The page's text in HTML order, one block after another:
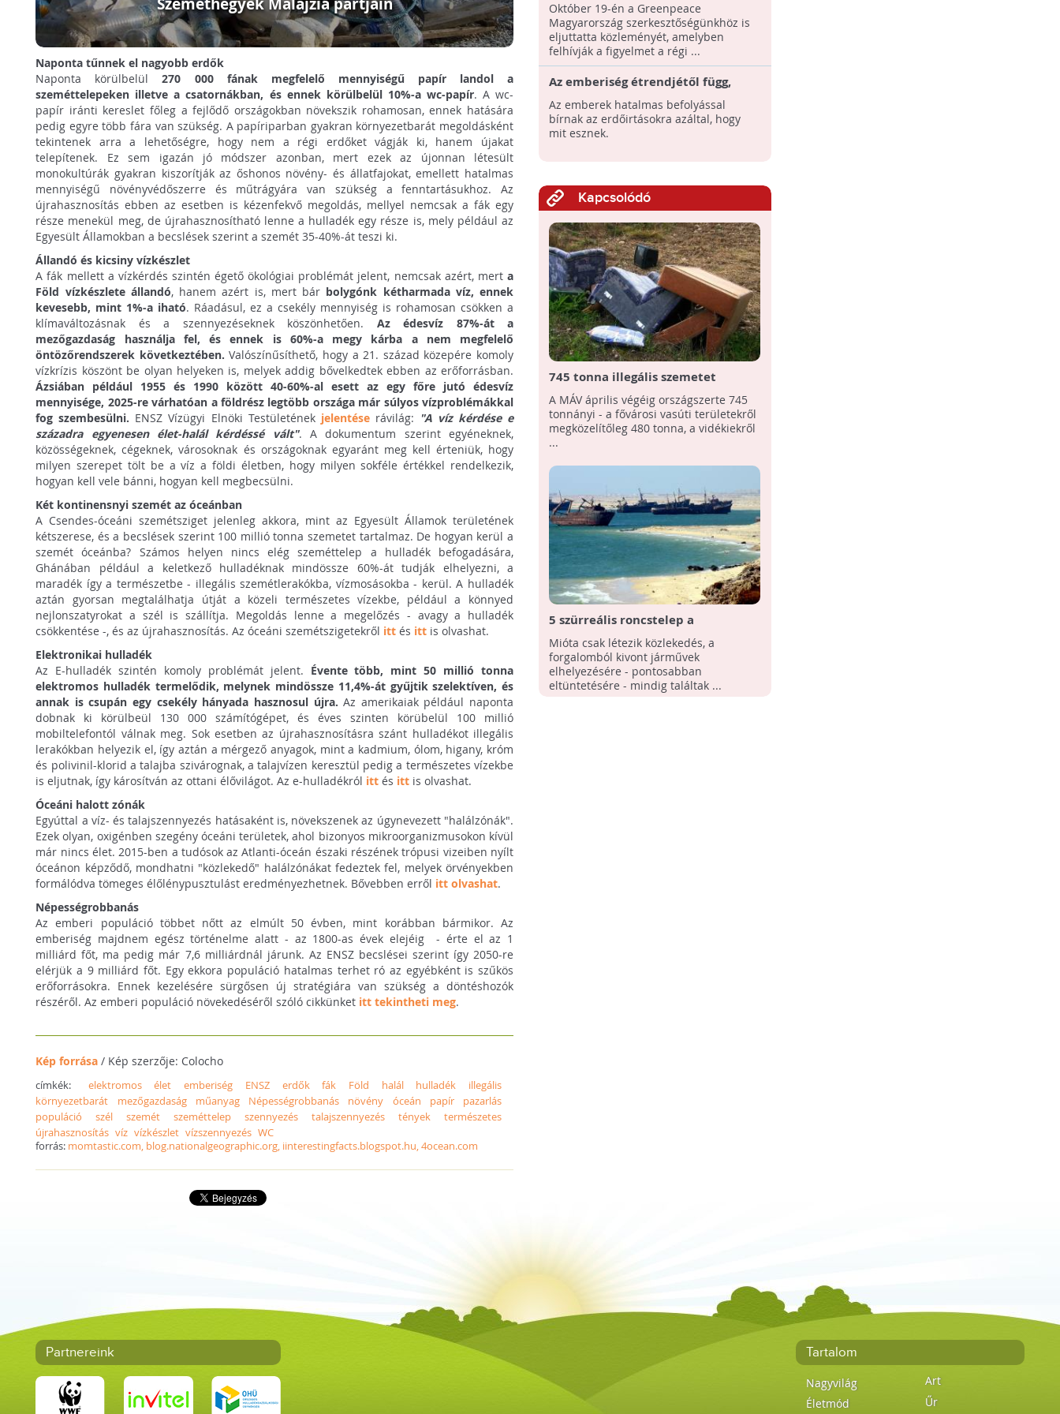
Szeméthegyek Malajzia partjain
Naponta tűnnek el nagyobb erdők
Naponta körülbelül 270 000 fának megfelelő mennyiségű papír landol a
szeméttelepeken illetve a csatornákban, és ennek körülbelül 10%-a wc-papír. A wc-
papír iránti kereslet főleg a fejlődő országokban növekszik rohamosan, ennek hatására
pedig egyre több fára van szükség. A papíriparban gyakran környezetbarát megoldásként
tekintenek arra a lehetőségre, hogy nem a régi erdőket vágják ki, hanem újakat
telepítenek. Ez sem igazán jó módszer azonban, mert ezek az újonnan létesült
monokultúrák gyakran kiszorítják az őshonos növény- és állatfajokat, emellett hatalmas
mennyiségű növényvédőszerre és műtrágyára van szükség a fenntartásukhoz. Az
újrahasznosítás ebben az esetben is kézenfekvő megoldás, mellyel nemcsak a fák egy
része menekül meg, de újrahasznosítható lenne a hulladék egy része is, mely például az
Egyesült Államokban a becslések szerint a szemét 35-40%-át teszi ki.
Állandó és kicsiny vízkészlet
A fák mellett a vízkérdés szintén égető ökológiai problémát jelent, nemcsak azért, mert a
Föld vízkészlete állandó, hanem azért is, mert bár bolygónk kétharmada víz, ennek
kevesebb, mint 1%-a iható. Ráadásul, ez a csekély mennyiség is rohamosan csökken a
klímaváltozásnak és a szennyezéseknek köszönhetően. Az édesvíz 87%-át a
mezőgazdaság használja fel, és ennek is 60%-a megy kárba a nem megfelelő
öntözőrendszerek következtében. Valószínűsíthető, hogy a 21. század közepére komoly
vízkrízis köszönt be olyan helyeken is, melyek addig bővelkedtek ebben az erőforrásban.
Ázsiában például 1955 és 1990 között 40-60%-al esett az egy főre jutó édesvíz
mennyisége, 2025-re várhatóan a földrész legtöbb országa már súlyos vízproblémákkal
fog szembesülni. ENSZ Vízügyi Elnöki Testületének jelentéserávilág: "A víz kérdése e
századra egyenesen élet-halál kérdéssé vált". A dokumentum szerint egyéneknek,
közösségeknek, cégeknek, városoknak és országoknak egyaránt meg kell érteniük, hogy
milyen szerepet tölt be a víz a földi életben, hogy milyen sokféle értékkel rendelkezik,
hogyan kell vele bánni, hogyan kell megbecsülni.
Két kontinensnyi szemét az óceánban
A Csendes-óceáni szemétsziget jelenleg akkora, mint az Egyesült Államok területének
kétszerese, és a becslések szerint 100 millió tonna szemetet tartalmaz. De hogyan kerül a
szemét óceánba? Számos helyen nincs elég szeméttelep a hulladék befogadására,
Ghánában például a keletkező hulladéknak mindössze 60%-át tudják elhelyezni, a
maradék így a természetbe - illegális szemétlerakókba, vízmosásokba - kerül. A hulladék
aztán gyorsan megtalálhatja útját a közeli természetes vízekbe, például a könnyed
nejlonszatyrokat a szél is szállítja. Megoldás lenne a megelőzés - avagy a hulladék
csökkentése -, és az újrahasznosítás. Az óceáni szemétszigetekről itt és itt is olvashat.
Elektronikai hulladék
Az E-hulladék szintén komoly problémát jelent. Évente több, mint 50 millió tonna
elektromos hulladék termelődik, melynek mindössze 11,4%-át gyűjtik szelektíven, és
annak is csupán egy csekély hányada hasznosul újra. Az amerikaiak például naponta
dobnak ki körülbeül 130 000 számítógépet, és éves szinten körübelül 100 millió
mobiltelefontól válnak meg. Sok esetben az újrahasznosításra szánt hulladékot illegális
lerakókban helyezik el, így aztán a mérgező anyagok, mint a kadmium, ólom, higany, króm
és polivinil-klorid a talajba szivárognak, a talajvízen keresztül pedig a természetes vízekbe
is eljutnak, így károsítván az ottani élővilágot. Az e-hulladékról itt és itt is olvashat.
Óceáni halott zónák
Egyúttal a víz- és talajszennyezés hatásaként is, növekszenek az úgynevezett "halálzónák".
Ezek olyan, oxigénben szegény óceáni területek, ahol bizonyos mikroorganizmusokon kívül
már nincs élet. 2015-ben a tudósok az Atlanti-óceán északi részének trópusi vizeiben nyílt
óceánon képződő, mondhatni "közlekedő" halálzónákat fedeztek fel, melyek örvényekben
formálódva tömeges élőlénypusztulást eredményezhetnek. Bővebben erről itt olvashat.
Népességrobbanás
Az emberi populáció többet nőtt az elmúlt 50 évben, mint korábban bármikor. Az
emberiség majdnem egész történelme alatt - az 1800-as évek elejéig - érte el az 1
milliárd főt, ma pedig már 7,6 milliárdnál járunk. Az ENSZ becslései szerint így 2050-re
elérjük a 9 milliárd főt. Egy ekkora populáció hatalmas terhet ró az egyébként is szűkös
erőforrásokra. Ennek kezelésére sürgősen új stratégiára van szükség a döntéshozók
részéről. Az emberi populáció növekedéséről szóló cikkünket itt tekintheti meg.
Kép forrása / Kép szerzője: Colocho
címkék: elektromos élet emberiség ENSZ erdők fák Föld halál hulladék
illegális
környezetbarát
mezőgazdaság műanyag Népességrobbanás növény óceán papír
pazarlás
populáció
szél szemét szeméttelep szennyezés talajszennyezés tények
természetes
újrahasznosítás víz vízkészlet vízszennyezés WC
forrás: momtastic.com, blog.nationalgeographic.org, iinterestingfacts.blogspot.hu, 4ocean.com
Október 19-én a Greenpeace
Magyarország szerkesztőségünkhöz is
eljuttatta közleményét, amelyben
felhívják a figyelmet a régi ...
Az emberiség étrendjétől függ,
mennyi erdőt kell még kiirtani
Az emberek hatalmas befolyással
bírnak az erdőirtásokra azáltal, hogy
mit esznek.
Kapcsolódó
745 tonna illegális szemetet
gyűjtöttek össze a vasutak mellől
A MÁV április végéig országszerte 745
tonnányi - a fővárosi vasúti területekről
megközelítőleg 480 tonna, a vidékiekről
...
5 szürreális roncstelep a
nagyvilágból
Mióta csak létezik közlekedés, a
forgalomból kivont járművek
elhelyezésére - pontosabban
eltüntetésére - mindig találtak ...
Partnereink Tartalom
Nagyvilág
Életmód
Art
Űr